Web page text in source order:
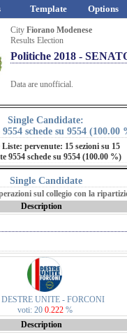
Template Options
CityFiorano Modenese
Results Election
Politiche 2018 -
Data are unofficial.
Single Candidate:
schede su 9554 (100.00
pervenute: 15 sezioni su 15
9554 schede su 9554 (100.00 %)
Single Candidate
sul collegio con la
Description
UNITE - FORCONI
voti: 20 0.222 %
Description